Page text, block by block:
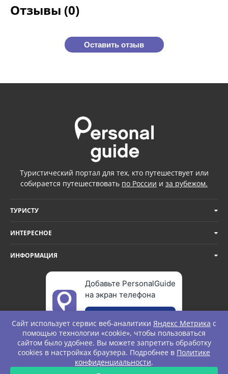
Отзывы (0)
Оставить отзыв
Туристический портал для тех, кто путешествует или
собирается путешествовать по России и за рубежом.
ТУРИСТУ
ИНТЕРЕСНОЕ
ИНФОРМАЦИЯ
Добавьте PersonalGuide
на экран телефона
© Personal Guide. All rights Reserved.
Сайт использует сервис веб-аналитики Яндекс Метрика с
помощью технологии «cookie», чтобы пользоваться
сайтом было удобнее. Вы можете запретить обработку
cookies в настройках браузера. Подробнее в Политике
конфиденциальности.
ЗАПРОС